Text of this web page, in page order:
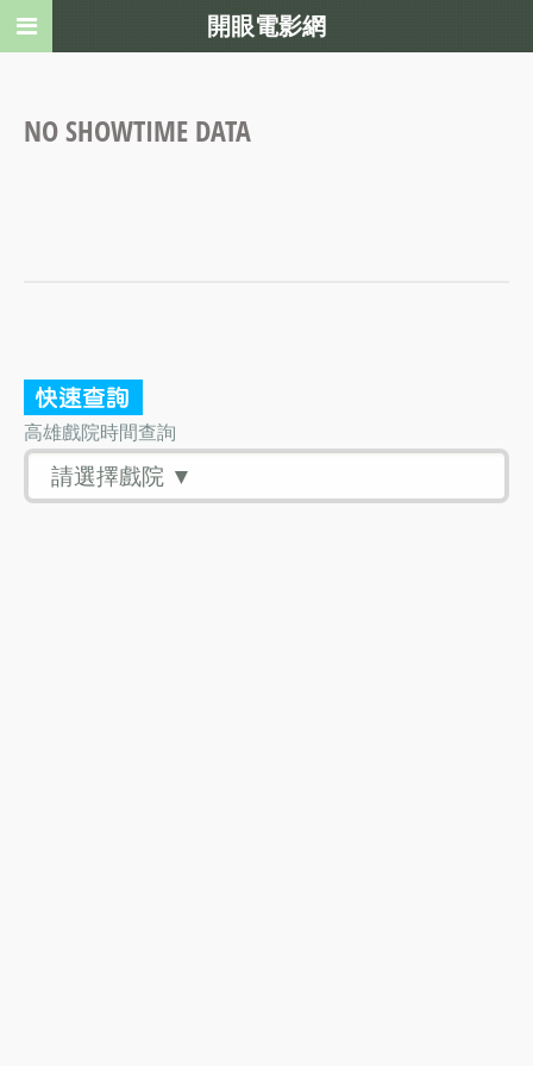
NO SHOWTIME DATA
高雄戲院時間查詢
開眼電影網